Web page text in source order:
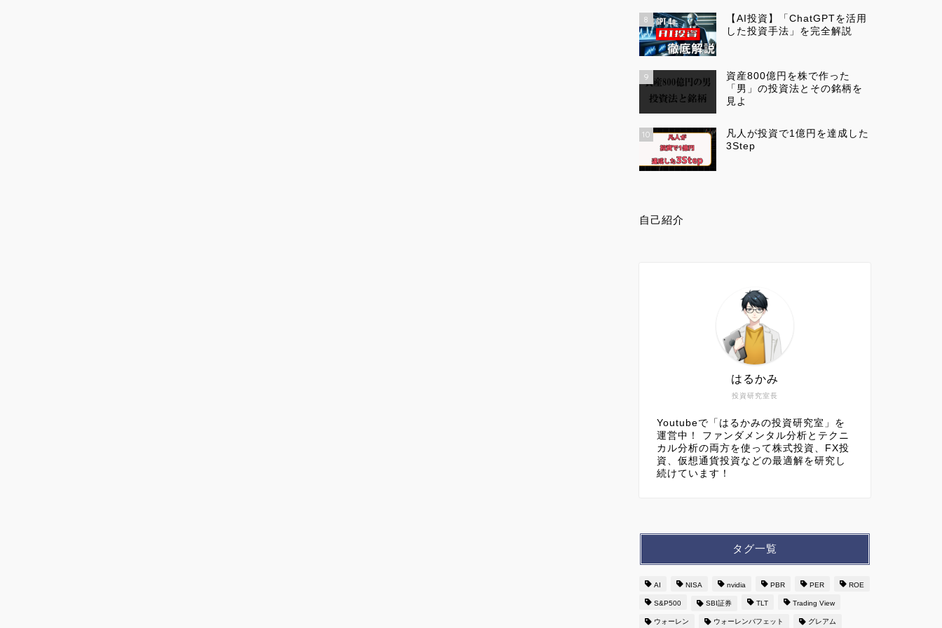
8
【AI投資】「ChatGPTを活用
した投資手法」を完全解説
9
資産800億円を株で作った
「男」の投資法とその銘柄を
見よ
10
凡人が投資で1億円を達成した
3Step
自己紹介
投資研究室長
はるかみ
Youtubeで「はるかみの投資研究室」を
運営中！ ファンダメンタル分析とテクニ
カル分析の両方を使って株式投資、FX投
資、仮想通貨投資などの最適解を研究し
続けています！
タグ一覧
AI NISA nvidia PBR PER ROE
S&P500 SBI証券 TLT Trading View
ウォーレン ウォーレンバフェット グレアム